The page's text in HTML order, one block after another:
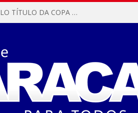
Saúde reforça vacinação contra a influenza e amplia ações de prevenção no município